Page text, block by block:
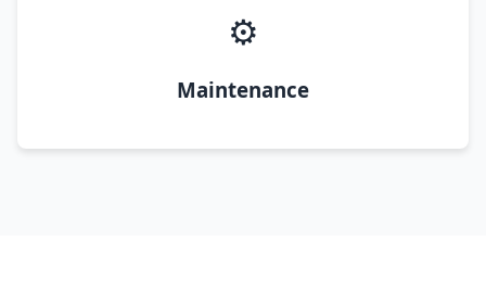
⚙️
Maintenance